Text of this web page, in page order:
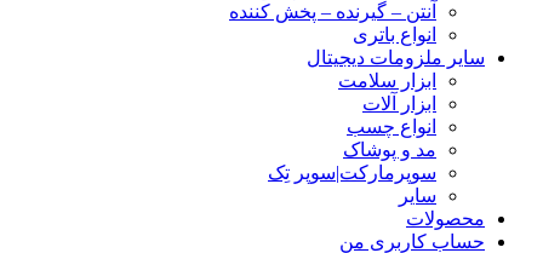
آنتن – گیرنده – پخش کننده
انواع باتری
سایر ملزومات دیجیتال
ابزار سلامت
ابزار آلات
انواع چسب
مد و پوشاک
سوپرمارکت|سوپر تِک
سایر
محصولات
حساب کاربری من